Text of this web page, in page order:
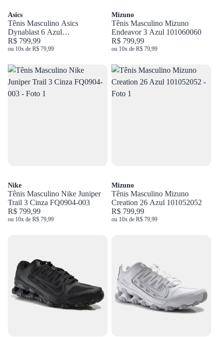
Asics
Tênis Masculino Asics
Dynablast 6 Azul
1011C372.400
R$ 799,99
ou 10x de R$ 79,99
Mizuno
Tênis Masculino Mizuno
Endeavor 3 Azul 101060060
R$ 799,99
ou 10x de R$ 79,99
Nike
Tênis Masculino Nike Juniper
Trail 3 Cinza FQ0904-003
R$ 799,99
ou 10x de R$ 79,99
Mizuno
Tênis Masculino Mizuno
Creation 26 Azul 101052052
R$ 799,99
ou 10x de R$ 79,99